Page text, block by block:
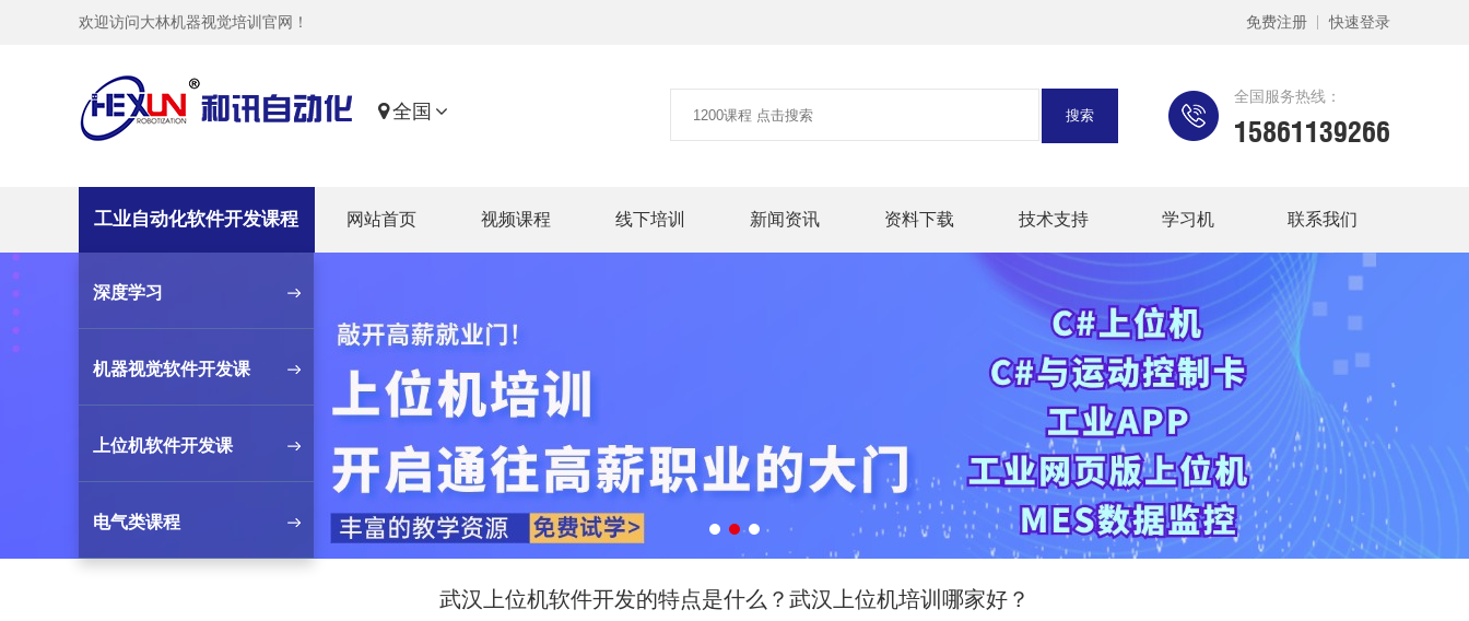
欢迎访问大林机器视觉培训官网！ 免费注册 快速登录
全国
全国服务热线：
15861139266
工业自动化软件开发课程
深度学习
机器视觉软件开发课
上位机软件开发课
电气类课程
网站首页 视频课程 线下培训 新闻资讯 资料下载 技术支持 学习机 联系我们
武汉上位机软件开发的特点是什么？武汉上位机培训哪家好？